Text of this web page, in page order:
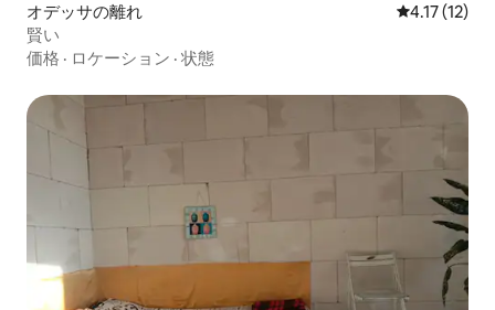
オデッサの離れ レビュー12
4.17 (12)
賢い
価格 · ロケーション · 状態